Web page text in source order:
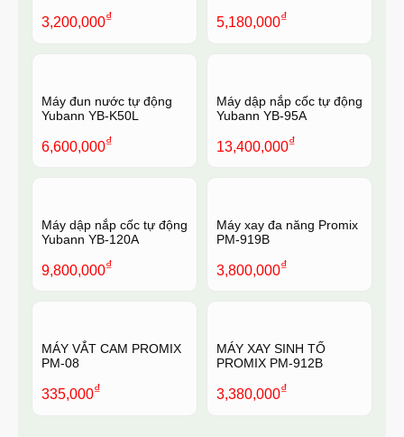
3,200,000₫ 5,180,000₫
Máy đun nước tự động
Yubann YB-K50L
6,600,000₫
Máy dập nắp cốc tự động
Yubann YB-95A
13,400,000₫
Máy dập nắp cốc tự động
Yubann YB-120A
9,800,000₫
Máy xay đa năng Promix
PM-919B
3,800,000₫
MÁY VẮT CAM PROMIX
PM-08
335,000₫
MÁY XAY SINH TỐ
PROMIX PM-912B
3,380,000₫